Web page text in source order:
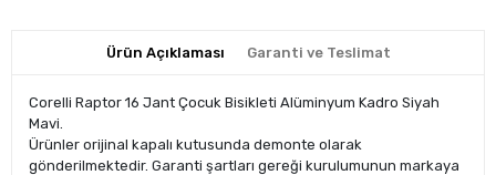
Ürün Açıklaması Garanti ve Teslimat
Corelli Raptor 16 Jant Çocuk Bisikleti Alüminyum Kadro Siyah
Mavi.
Ürünler orijinal kapalı kutusunda demonte olarak
gönderilmektedir. Garanti şartları gereği kurulumunun markaya